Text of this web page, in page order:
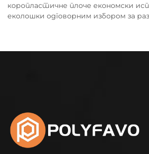
коропластичне плоче економски
еколошки одговорним избором за